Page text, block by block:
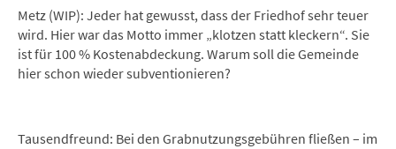
Metz (WIP): Jeder hat gewusst, dass der Friedhof sehr teuer
wird. Hier war das Motto immer „klotzen statt kleckern“. Sie
ist für 100 % Kostenabdeckung. Warum soll die Gemeinde
hier schon wieder subventionieren?
Tausendfreund: Bei den Grabnutzungsgebühren fließen – im